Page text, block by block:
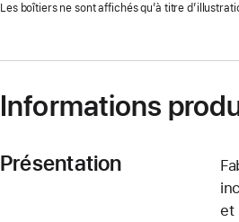
nouvelle
Les boîtiers ne sont affichés qu’à titre
Informations
Présentation
et